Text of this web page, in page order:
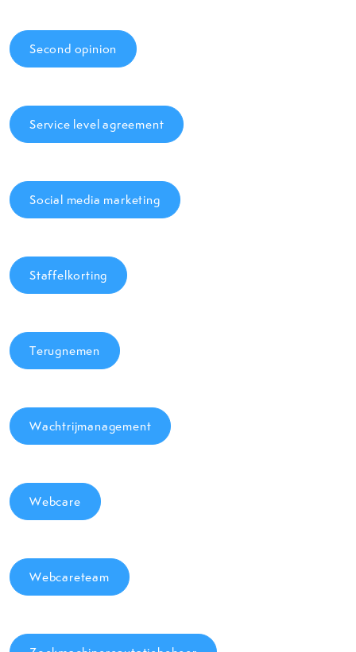
Second opinion
Service level agreement
Social media marketing
Staffelkorting
Terugnemen
Wachtrijmanagement
Webcare
Webcareteam